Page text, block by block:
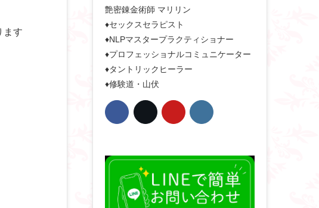
ます
艶密錬金術師 マリリン
♦セックスセラピスト
♦NLPマスタープラクティショナー
♦プロフェッショナルコミュニケーター
♦タントリックヒーラー
♦修験道・山伏